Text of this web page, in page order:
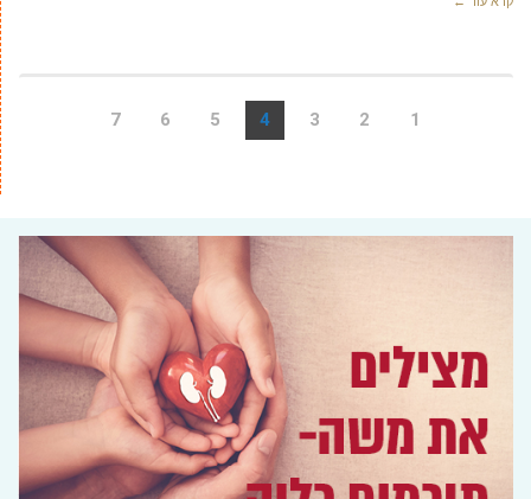
1
2
3
4
5
6
7